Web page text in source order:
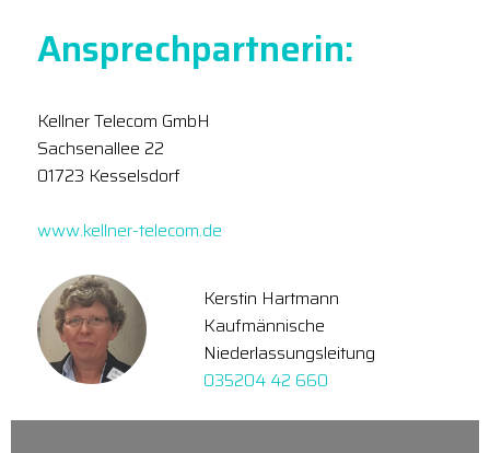
Ansprechpartnerin:
Kellner Telecom GmbH
Sachsenallee 22
01723 Kesselsdorf
www.kellner-telecom.de
Kerstin Hartmann
Kaufmännische
Niederlassungsleitung
035204 42 660